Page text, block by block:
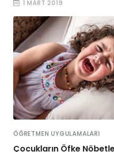
1 MART 2019
ÖĞRETMEN UYGULAMALARI
Çocukların Öfke